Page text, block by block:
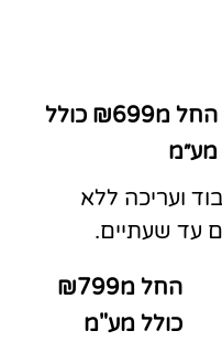
החל מ₪699 כולל
מע״מ
ועריכה ללא
עד שעתיים.
החל מ₪799
כולל מע"מ